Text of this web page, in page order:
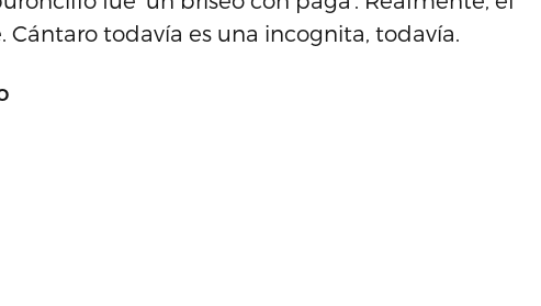
todavía es una incognita, todavía.